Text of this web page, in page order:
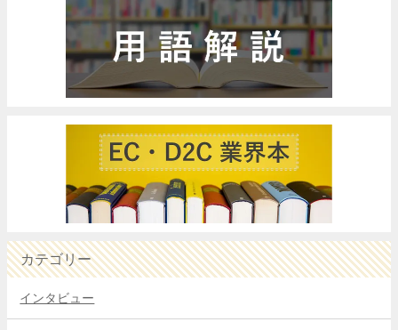
カテゴリー
インタビュー